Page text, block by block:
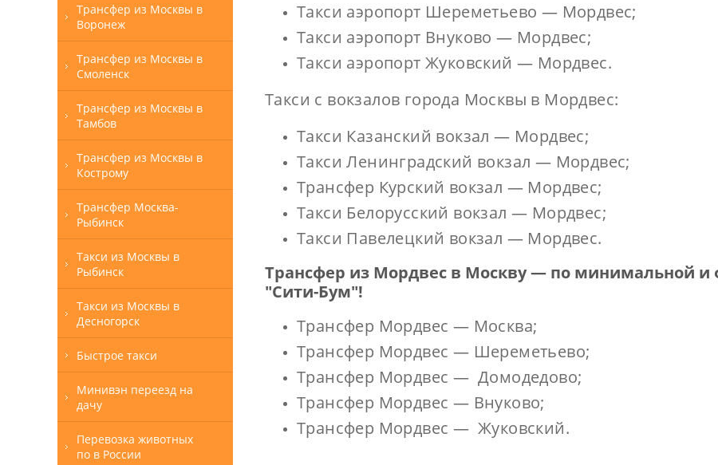
Трансфер из Москвы в
Воронеж
Трансфер из Москвы в
Смоленск
Трансфер из Москвы в
Тамбов
Трансфер из Москвы в
Кострому
Трансфер Москва-
Рыбинск
Такси из Москвы в
Рыбинск
Такси из Москвы в
Десногорск
Быстрое такси
Минивэн переезд на
дачу
Перевозка животных
по в России
Такси аэропорт Шереметьево — Мордвес;
Такси аэропорт Внуково — Мордвес;
Такси аэропорт Жуковский — Мордвес.
Такси с вокзалов города Москвы в Мордвес:
Такси Казанский вокзал — Мордвес;
Такси Ленинградский вокзал — Мордвес;
Трансфер Курский вокзал — Мордвес;
Такси Белорусский вокзал — Мордвес;
Такси Павелецкий вокзал — Мордвес.
Трансфер из Мордвес в Москву — по минимальной и
"Сити-Бум"!
Трансфер Мордвес — Москва;
Трансфер Мордвес — Шереметьево;
Трансфер Мордвес — Домодедово;
Трансфер Мордвес — Внуково;
Трансфер Мордвес — Жуковский.